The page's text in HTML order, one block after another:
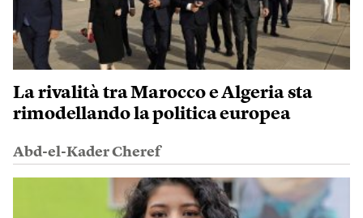
La rivalità tra Marocco e Algeria sta
rimodellando la politica europea
Abd-el-Kader Cheref